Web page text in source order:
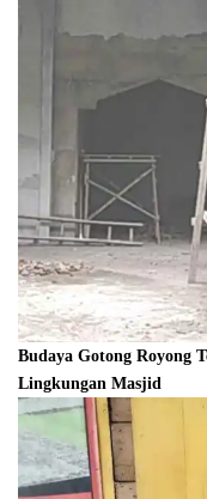
Budaya Gotong Royong
Lingkungan Masjid